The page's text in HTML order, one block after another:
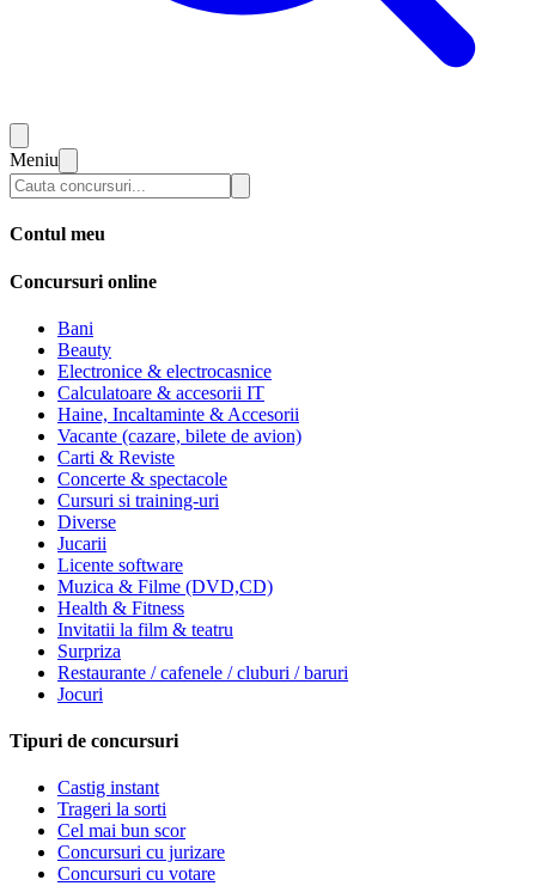
Meniu
Contul meu
Concursuri online
Bani
Beauty
Electronice & electrocasnice
Calculatoare & accesorii IT
Haine, Incaltaminte & Accesorii
Vacante (cazare, bilete de avion)
Carti & Reviste
Concerte & spectacole
Cursuri si training-uri
Diverse
Jucarii
Licente software
Muzica & Filme (DVD,CD)
Health & Fitness
Invitatii la film & teatru
Surpriza
Restaurante / cafenele / cluburi / baruri
Jocuri
Tipuri de concursuri
Castig instant
Trageri la sorti
Cel mai bun scor
Concursuri cu jurizare
Concursuri cu votare